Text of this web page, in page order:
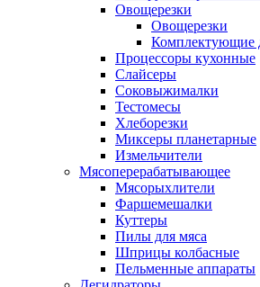
Овощерезки
Овощерезки
Комплектующие
Процессоры кухонные
Слайсеры
Соковыжималки
Тестомесы
Хлеборезки
Миксеры планетарные
Измельчители
Мясоперерабатывающее
Мясорыхлители
Фаршемешалки
Куттеры
Пилы для мяса
Шприцы колбасные
Пельменные аппараты